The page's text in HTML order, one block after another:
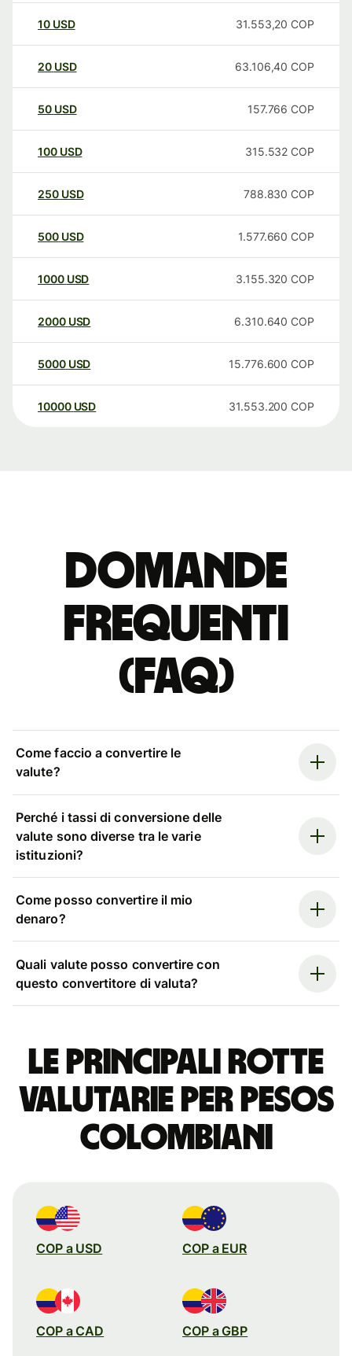
10 USD 31.553,20 COP
20 USD 63.106,40 COP
50 USD 157.766 COP
100 USD 315.532 COP
250 USD 788.830 COP
500 USD 1.577.660 COP
1000 USD 3.155.320 COP
2000 USD 6.310.640 COP
5000 USD 15.776.600 COP
10000 USD 31.553.200 COP
Domande
Frequenti
(FAQ)
Come faccio a convertire le
valute?
Perché i tassi di conversione delle
valute sono diverse tra le varie
istituzioni?
Come posso convertire il mio
denaro?
Quali valute posso convertire con
questo convertitore di valuta?
Le principali rotte
valutarie per pesos
colombiani
COP a USD COP a EUR
COP a CAD COP a GBP